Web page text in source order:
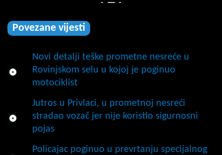
Povezane vijesti
Novi detalji teške prometne nesreće u
Rovinjskom selu u kojoj je poginuo
motociklist
Jutros u Privlaci, u prometnoj nesreći
stradao vozač jer nije koristio sigurnosni
pojas
Policajac poginuo u prevrtanju specijalnog